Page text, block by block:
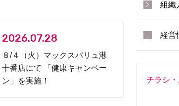
2026.07.28
８/４（火）マックスバリュ港
十番店にて 「健康キャンペー
ン」を実施！
組織
経営
チラシ